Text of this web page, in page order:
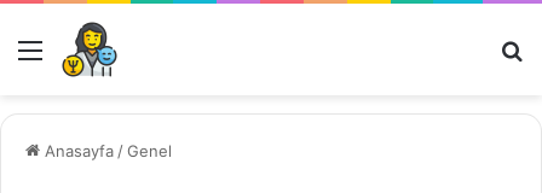
Menü
Anasayfa /Genel